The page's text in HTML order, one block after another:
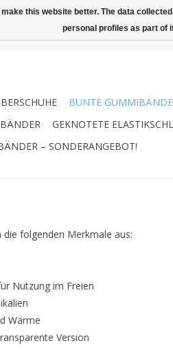
BUNTE
GEKNOTETE
– SONDERANGEBOT!
folgenden Merkmale aus:
Nutzung im Freien
Wärme
Version
this website better. The data
personal profiles as part of